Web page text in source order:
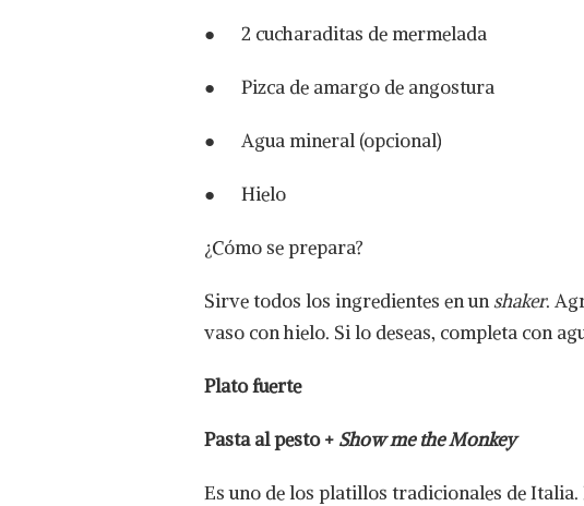
● 2 cucharaditas de mermelada
● Pizca de amargo de angostura
● Agua mineral (opcional)
● Hielo
¿Cómo se prepara?
Sirve todos los ingredientes en unshaker.
vaso con hielo. Si lo deseas, completa con
Plato fuerte
Pasta al pesto +Show me the Monkey
Es uno de los platillos tradicionales de Italia.